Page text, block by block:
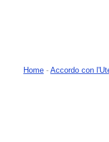
Home - Accordo con